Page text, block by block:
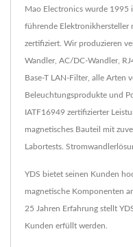
Mao Electronics wurde 1995
führende Elektronikhersteller
zertifiziert. Wir produzieren
Wandler, AC/DC-Wandler,
Base-T LAN-Filter, alle Arten
Beleuchtungsprodukte und
IATF16949 zertifizierter
magnetisches Bauteil mit
Labortests.
YDS bietet seinen Kunden
magnetische Komponenten
25 Jahren Erfahrung stellt
Kunden erfüllt werden.